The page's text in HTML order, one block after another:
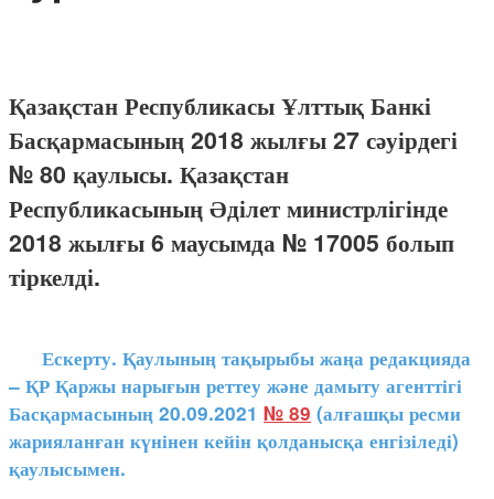
Қазақстан Республикасы Ұлттық Банкі
Басқармасының 2018 жылғы 27 сәуірдегі
№ 80 қаулысы. Қазақстан
Республикасының Әділет министрлігінде
2018 жылғы 6 маусымда № 17005 болып
тіркелді.
Ескерту. Қаулының тақырыбы жаңа редакцияда
– ҚР Қаржы нарығын реттеу және дамыту агенттігі
Басқармасының 20.09.2021 № 89 (алғашқы ресми
жарияланған күнінен кейін қолданысқа енгізіледі)
қаулысымен.